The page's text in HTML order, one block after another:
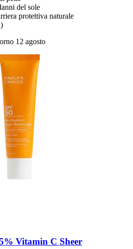
del sole
protettiva naturale
12 agosto
Vitamin C Sheer